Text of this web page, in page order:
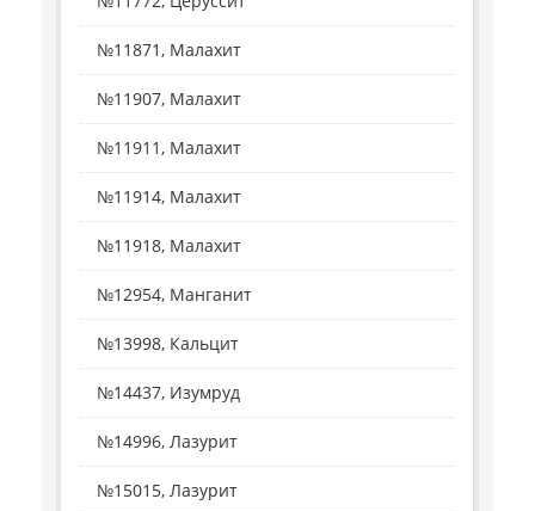
№11871, Малахит
№11907, Малахит
№11911, Малахит
№11914, Малахит
№11918, Малахит
№12954, Манганит
№13998, Кальцит
№14437, Изумруд
№14996, Лазурит
№15015, Лазурит